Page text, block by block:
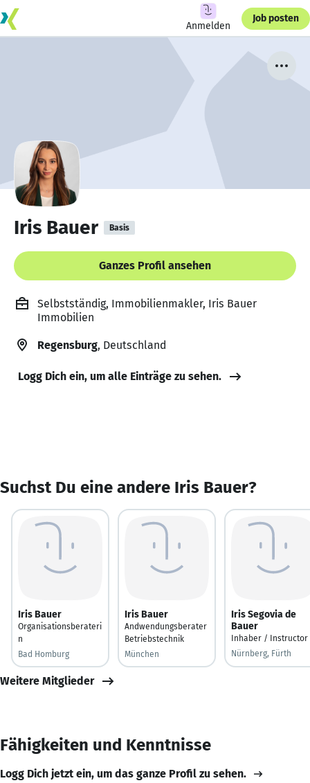
Anmelden
Job posten
Iris Bauer Basis
Ganzes Profil ansehen
Selbstständig, Immobilienmakler, Iris Bauer
Immobilien
Regensburg, Deutschland
Logg Dich ein, um alle Einträge zu sehen.
Suchst Du eine andere Iris Bauer?
Iris Bauer
Organisationsberateri
n
Bad Homburg
Iris Bauer
Andwendungsberater
Betriebstechnik
München
Iris Segovia de
Bauer
Inhaber / Instructor
Nürnberg, Fürth
Weitere Mitglieder
Fähigkeiten und Kenntnisse
Logg Dich jetzt ein, um das ganze Profil zu sehen.